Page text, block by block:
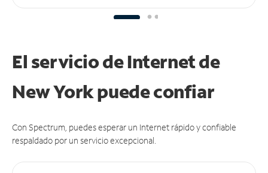
El servicio de Internet de
New York puedeconfiar
Con Spectrum, puedes esperar un Internet rápido y confiable
respaldado por un servicio excepcional.